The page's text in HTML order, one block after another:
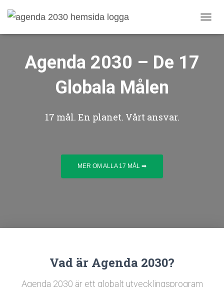
Agenda 2030 – De 17
Globala Målen
17 mål. En planet. Vårt ansvar.
MER OM ALLA 17 MÅL ➡
Vad är Agenda 2030?
Agenda 2030 är ett globalt utvecklingsprogram